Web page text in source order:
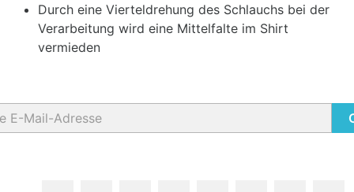
Durch eine Vierteldrehung des Schlauchs bei der
Verarbeitung wird eine Mittelfalte im Shirt
vermieden